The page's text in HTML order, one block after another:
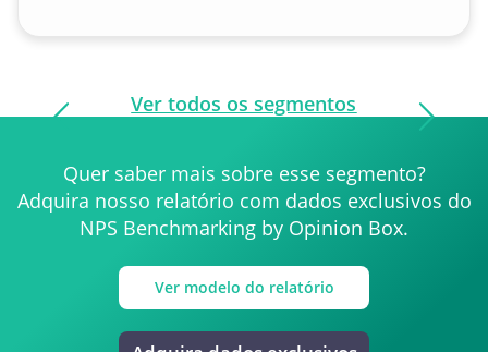
Ver todos os segmentos
Quer saber mais sobre esse segmento?
Adquira nosso relatório com dados exclusivos do
NPS Benchmarking by Opinion Box.
Ver modelo do relatório